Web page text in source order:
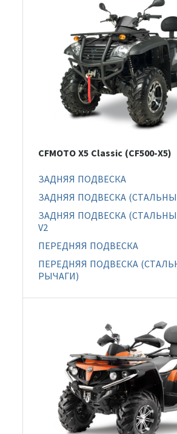
CFMOTO X5 Classic (CF500-X5)
ЗАДНЯЯ ПОДВЕСКА
ЗАДНЯЯ ПОДВЕСКА
ЗАДНЯЯ ПОДВЕСКА
V2
ПЕРЕДНЯЯ ПОДВЕСКА
ПЕРЕДНЯЯ ПОДВЕСКА
РЫЧАГИ)